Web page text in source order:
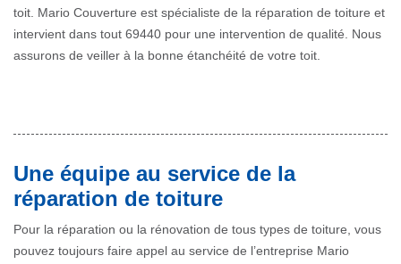
toit. Mario Couverture est spécialiste de la réparation de toiture et
intervient dans tout 69440 pour une intervention de qualité. Nous
assurons de veiller à la bonne étanchéité de votre toit.
Une équipe au service de la
réparation de toiture
Pour la réparation ou la rénovation de tous types de toiture, vous
pouvez toujours faire appel au service de l’entreprise Mario